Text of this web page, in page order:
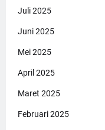
Juli 2025
Juni 2025
Mei 2025
April 2025
Maret 2025
Februari 2025